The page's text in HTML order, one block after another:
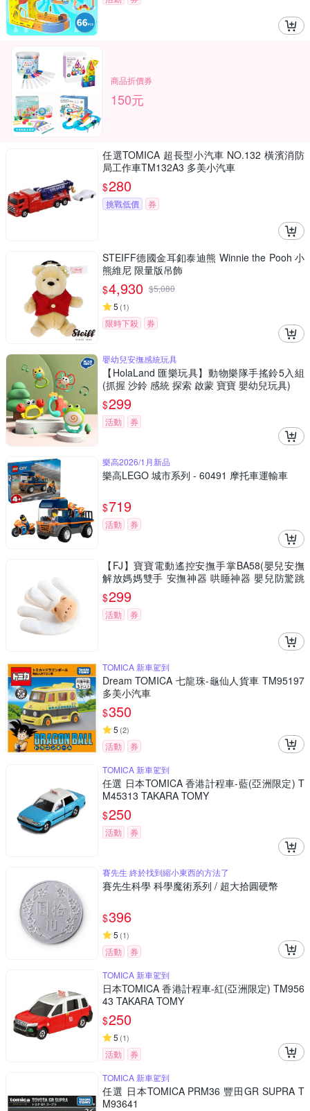
商品折價券
150元
任選TOMICA 超長型小汽車 NO.132 橫濱消防
局工作車TM132A3 多美小汽車
$280
挑戰低價 券
STEIFF德國金耳釦泰迪熊 Winnie the Pooh 小
熊維尼 限量版吊飾
$4,930 $5,080
5 (1)
限時下殺 券
嬰幼兒安撫感統玩具
【HolaLand 匯樂玩具】動物樂隊手搖鈴5入組
(抓握 沙鈴 感統 探索 啟蒙 寶寶 嬰幼兒玩具)
$299
活動 券
樂高2026/1月新品
樂高LEGO 城市系列 - 60491 摩托車運輸車
$719
活動 券
【FJ】寶寶電動遙控安撫手掌BA58(嬰兒安撫
解放媽媽雙手 安撫神器 哄睡神器 嬰兒防驚跳
嬰兒睡覺)
$299
活動 券
TOMICA 新車駕到
Dream TOMICA 七龍珠-龜仙人貨車 TM95197
多美小汽車
$350
5 (2)
活動
券
TOMICA 新車駕到
任選 日本TOMICA 香港計程車-藍(亞洲限定) T
M45313 TAKARA TOMY
$250
活動 券
賽先生 終於找到縮小東西的方法了
賽先生科學 科學魔術系列 / 超大拾圓硬幣
$396
5 (1)
活動
券
TOMICA 新車駕到
日本TOMICA 香港計程車-紅(亞洲限定) TM956
43 TAKARA TOMY
$250
5 (1)
活動
券
TOMICA 新車駕到
任選 日本TOMICA PRM36 豐田GR SUPRA T
M93641